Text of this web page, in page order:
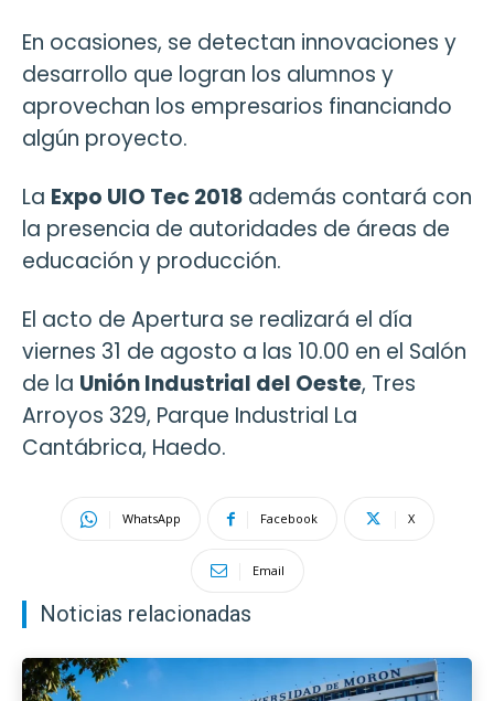
En ocasiones, se detectan innovaciones y
desarrollo que logran los alumnos y
aprovechan los empresarios financiando
algún proyecto.
La Expo UIO Tec 2018 además contará con
la presencia de autoridades de áreas de
educación y producción.
El acto de Apertura se realizará el día
viernes 31 de agosto a las 10.00 en el Salón
de la Unión Industrial del Oeste, Tres
Arroyos 329, Parque Industrial La
Cantábrica, Haedo.
WhatsApp Facebook X
Email
Noticias relacionadas